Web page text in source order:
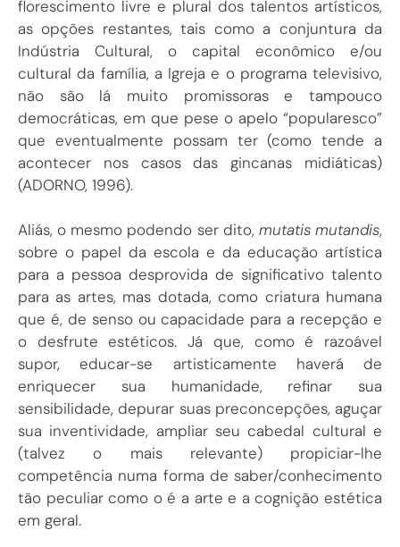
florescimento livre e plural dos talentos artísticos,
as opções restantes, tais como a conjuntura da
Indústria Cultural, o capital econômico e/ou
cultural da família, a Igreja e o programa televisivo,
não são lá muito promissoras e tampouco
democráticas, em que pese o apelo “popularesco”
que eventualmente possam ter (como tende a
acontecer nos casos das gincanas midiáticas)
(ADORNO, 1996).
Aliás, o mesmo podendo ser dito, mutatis mutandis,
sobre o papel da escola e da educação artística
para a pessoa desprovida de significativo talento
para as artes, mas dotada, como criatura humana
que é, de senso ou capacidade para a recepção e
o desfrute estéticos. Já que, como é razoável
supor, educar-se artisticamente haverá de
enriquecer sua humanidade, refinar sua
sensibilidade, depurar suas preconcepções, aguçar
sua inventividade, ampliar seu cabedal cultural e
(talvez o mais relevante) propiciar-lhe
competência numa forma de saber/conhecimento
tão peculiar como o é a arte e a cognição estética
em geral.